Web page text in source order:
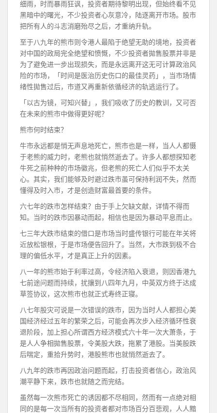
细雨，时而暴雨狂讽，投资者期待黎明出现，但始终看不见
黑暗中的曙光，不少投资者心灰意冷，陆逐离开市场。股市
把所有人的斗志消磨殆尽之后，才重纳升轨。
至于八九年的熊市则令港人最陷于绝望无助的境地，投资者
对中国的政局完全绝望和愤慨，不少投资者拋售股票并非是
为了避免进一步出现损失，而是永远离开这无可计算政治风
险的市场，「时间是医治历史伤口的最佳灵药」，当市场情
绪性拋售过后，市道又再重新依循经济的轨逃运行了。
「以古为镜，可知兴替」，我们吸收了历史的教训，又可否
在未来的熊市中做得更好呢？
熊市何时结束？
牛市永远都是悄无声息地死亡，熊市也是一样，当人人都慑
于老熊的威力时，老熊也就悄然逝去了。许多人都想探知老
牛死之前种种的市场徽兆，但老熊的死亡人们似乎不太关
心。其实，我们能够及时避过跌市虽可保持利润不失，然而
懂得及时入市，才是创造财富最首要的条件。
六七年的跌市怎样结束？由于手上欠缺文献，详情不得而
知。当时的跌市因暴动而起，相信也是因为暴动平息而止。
七三年大跌市结束的借口是市场当时盛传银行可能在年关将
近放松银根，于是市场便告回升了。当然，大市跌到极不合
理的偏低水平，才是真正上升的因素。
八一年的熊市始于利率过高，令经济陷入衰退，则因香港九
七前途问题而持续，扰攘到八四年九月，中英双方终于达成
草签协议，这次熊市也就正式寿终正寝。
八七年股灾可说是一次错误的跌市，因为当时人人都担心美
国经济经过五年的繁荣之后，可能会再次步入经济循环性衰
退阶段，加上担心所谓西方经济模式六十年一次大萧条，于
是人人争相拋售股票，令美股大跌，拖累了港股。当美股跌
后喘定，重拾升势时，港股熊市也就悄然逝去了。
八九年的跌市再因政治问题而起，打击投资者信心，政治风
潮平静下来，跌市也就随之而完结。
虽然每一次熊市死亡的诱因都不尽相同，然而有一点绝对相
同的是每一次当所有的投资者都对市场百分百悲观，人人黯